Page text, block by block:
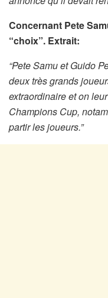
Concernant Pete
“choix”. Extrait:
“Pete Samu et Guido
deux très grands
extraordinaire et on
Champions Cup,
partir les joueurs.”